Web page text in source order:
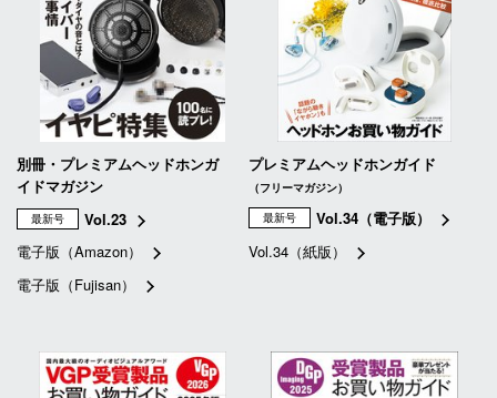
別冊・プレミアムヘッドホンガ
イドマガジン
最新号
Vol.23
電子版（Amazon）
電子版（Fujisan）
プレミアムヘッドホンガイド
（フリーマガジン）
最新号
Vol.34（電子版）
Vol.34（紙版）